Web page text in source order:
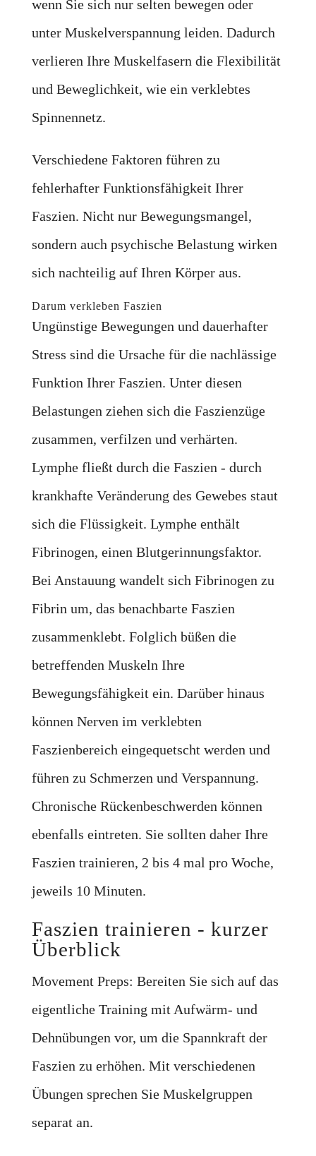
wenn Sie sich nur selten bewegen oder
unter Muskelverspannung leiden. Dadurch
verlieren Ihre Muskelfasern die Flexibilität
und Beweglichkeit, wie ein verklebtes
Spinnennetz.
Verschiedene Faktoren führen zu
fehlerhafter Funktionsfähigkeit Ihrer
Faszien. Nicht nur Bewegungsmangel,
sondern auch psychische Belastung wirken
sich nachteilig auf Ihren Körper aus.
Darum verkleben Faszien
Ungünstige Bewegungen und dauerhafter
Stress sind die Ursache für die nachlässige
Funktion Ihrer Faszien. Unter diesen
Belastungen ziehen sich die Faszienzüge
zusammen, verfilzen und verhärten.
Lymphe fließt durch die Faszien - durch
krankhafte Veränderung des Gewebes staut
sich die Flüssigkeit. Lymphe enthält
Fibrinogen, einen Blutgerinnungsfaktor.
Bei Anstauung wandelt sich Fibrinogen zu
Fibrin um, das benachbarte Faszien
zusammenklebt. Folglich büßen die
betreffenden Muskeln Ihre
Bewegungsfähigkeit ein. Darüber hinaus
können Nerven im verklebten
Faszienbereich eingequetscht werden und
führen zu Schmerzen und Verspannung.
Chronische Rückenbeschwerden können
ebenfalls eintreten. Sie sollten daher Ihre
Faszien trainieren, 2 bis 4 mal pro Woche,
jeweils 10 Minuten.
Faszien trainieren - kurzer
Überblick
Movement Preps: Bereiten Sie sich auf das
eigentliche Training mit Aufwärm- und
Dehnübungen vor, um die Spannkraft der
Faszien zu erhöhen. Mit verschiedenen
Übungen sprechen Sie Muskelgruppen
separat an.